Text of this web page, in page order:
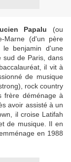
Papalu (ou
Marne (d'un père
benjamin d'une
sud de Paris, dans
il vit à
de musique
rock country
frère déménage à
avoir assisté à un
il croise Latifah
de musique. Il en
en 1988